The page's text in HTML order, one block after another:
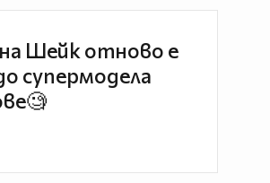
Шейк отново е
супермодела